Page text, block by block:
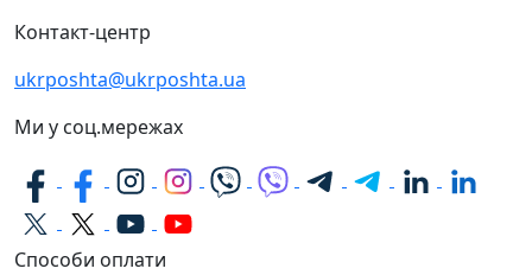
Контакт-центр
ukrposhta@ukrposhta.ua
Ми у соц.мережах
Способи оплати